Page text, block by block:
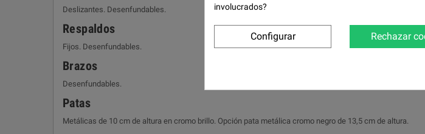
Deslizantes. Desenfundables.
Respaldos
Fijos. Desenfundables.
Brazos
Desenfundables.
Patas
Metálicas de 10 cm de altura en cromo brillo. Opción pata metálica cromo negro de 13,5 cm de altura.
involucrados?
Rechazar
Configurar